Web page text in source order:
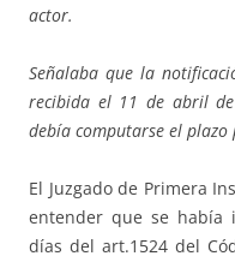
actor.
Señalaba que la
recibida el 11 de abril
debía computarse el
El Juzgado de Primera
entender que se había
días del art.1524 del